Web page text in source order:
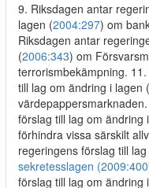
9. Riksdagen antar
lagen (2004:297) om
Riksdagen antar
(2006:343) om
terrorismbekämpning.
till lag om ändring i lagen (
förslag till lag om ändring
förhindra vissa särskilt
regeringens förslag till
sekretesslagen
förslag till lag om ändring i